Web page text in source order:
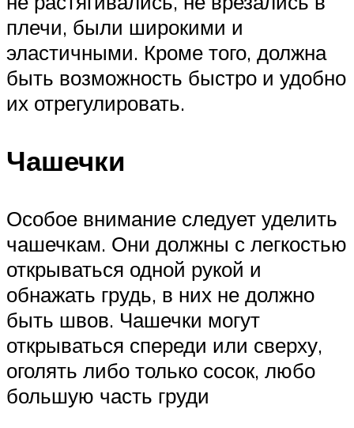
плечи, были широкими и
эластичными. Кроме того, должна
быть возможность быстро и удобно
их отрегулировать.
Чашечки
Особое внимание следует уделить
чашечкам. Они должны с легкостью
открываться одной рукой и
обнажать грудь, в них не должно
быть швов. Чашечки могут
открываться спереди или сверху,
оголять либо только сосок, любо
большую часть груди